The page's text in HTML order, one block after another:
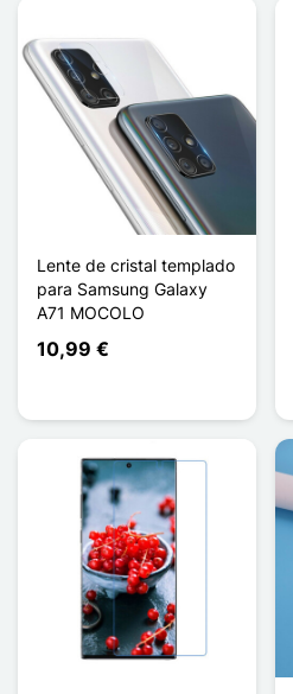
Lente de cristal templado
para Samsung Galaxy
A71 MOCOLO
10,99 €